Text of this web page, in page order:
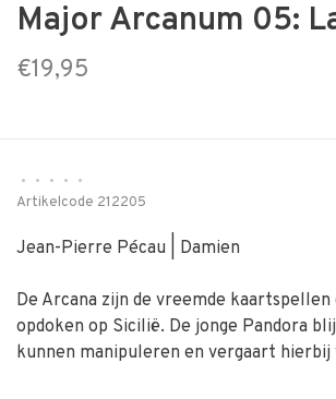
Major Arcanum 05:
€19,95
• • • •
•
Artikelcode 212205
Jean-Pierre Pécau | Damien
De Arcana zijn de vreemde kaartspellen
opdoken op Sicilië. De jonge Pandora
kunnen manipuleren en vergaart hierbij